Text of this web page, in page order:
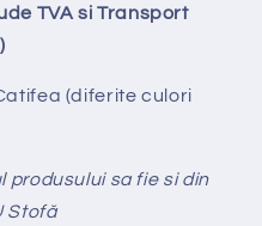
TVA si Transport
(diferite culori
produsului sa fie si din
Stofă